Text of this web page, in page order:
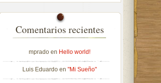
Comentarios recientes
mprado en Hello world!
Luis Eduardo en "Mi Sueño"